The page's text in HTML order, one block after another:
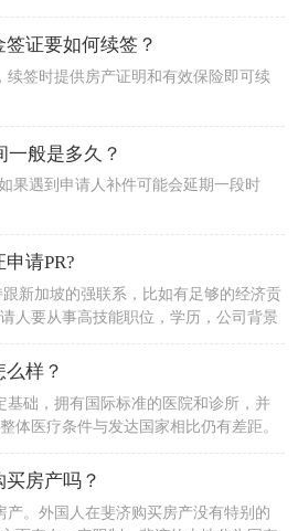
幅在30%以上。
证要如何续签？
续签时提供房产证明和有效保险即可续
一般是多久？
果遇到申请人补件可能会延期一段时
请PR?
新加坡的强联系，比如有足够的经济贡
人要从事高技能职位，学历，公司背景
样？
基础，拥有国际标准的医院和诊所，并
体医疗条件与发达国家相比仍有差距。
疗需求，当地的医疗设施和专业人员能
务。
房产吗？
产。外国人在斐济购买房产没有特别的